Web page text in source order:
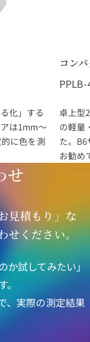
化」する
は1mm～
に色を測
コン
卓上型
の軽量
た。
お勧め
せ
見積もり」な
せください。
試してみたい」
、実際の測定結果